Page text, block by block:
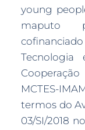
young
maputo
MCTES-
termos do
03/SI/2018